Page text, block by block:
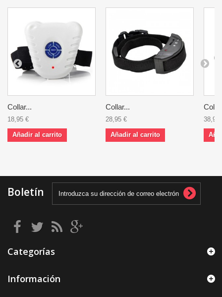
Collar...
18,95 €
Añadir al carrito
Collar...
28,95 €
Añadir al carrito
38,95
Boletín
Categorías
Información